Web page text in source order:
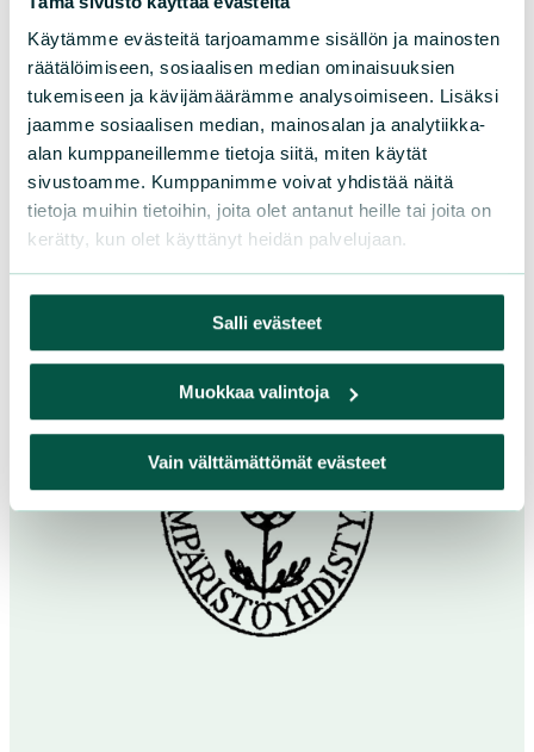
Käytämme evästeitä tarjoamamme sisällön ja mainosten
räätälöimiseen, sosiaalisen median ominaisuuksien
tukemiseen ja kävijämäärämme analysoimiseen. Lisäksi
jaamme sosiaalisen median, mainosalan ja analytiikka-
alan kumppaneillemme tietoja siitä, miten käytät
sivustoamme. Kumppanimme voivat yhdistää näitä
tietoja muihin tietoihin, joita olet antanut heille tai joita on
kerätty, kun olet käyttänyt heidän palvelujaan.
Salli evästeet
Muokkaa valintoja
Vain välttämättömät evästeet
miia.maria.aaltonen@gmail.com
Lisää yhteystietoja
Facebook